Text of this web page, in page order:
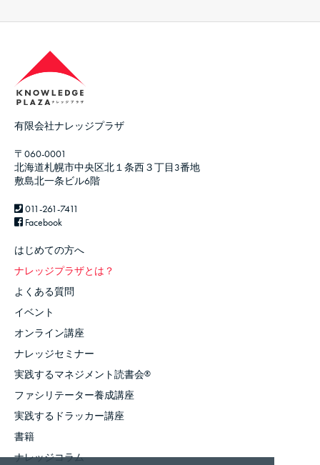
有限会社ナレッジプラザ
〒060-0001
北海道札幌市中央区北１条西３丁目3番地
敷島北一条ビル6階
011-261-7411
Facebook
はじめての方へ
ナレッジプラザとは？
よくある質問
イベント
オンライン講座
ナレッジセミナー
実践するマネジメント読書会®
ファシリテーター養成講座
実践するドラッカー講座
書籍
ナレッジコラム